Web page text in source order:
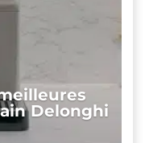
Delonghi